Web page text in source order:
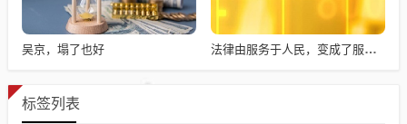
吴京，塌了也好 法律由服务于人民，变成了服务于法学届
标签列表